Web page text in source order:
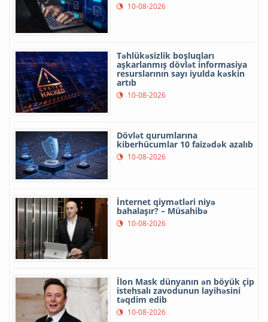
10-08-2026
Təhlükəsizlik boşluqları
aşkarlanmış dövlət informasiya
resurslarının sayı iyulda kəskin
artıb
10-08-2026
Dövlət qurumlarına
kiberhücumlar 10 faizədək azalıb
10-08-2026
İnternet qiymətləri niyə
bahalaşır? – Müsahibə
10-08-2026
İlon Mask dünyanın ən böyük çip
istehsalı zavodunun layihəsini
təqdim edib
10-08-2026